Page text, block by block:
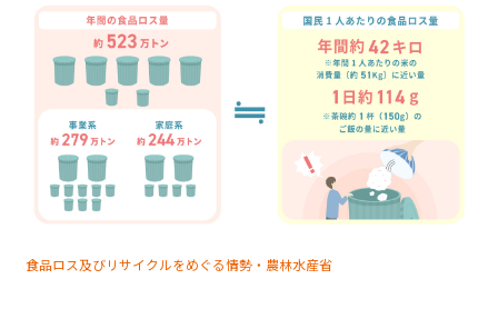
食品ロス及びリサイクルをめぐる情勢・農林水産省